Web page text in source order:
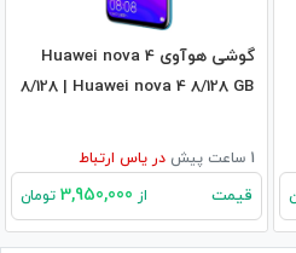
گوشی هوآوی Huawei nova 4
8/128 | Huawei nova 4 8/128 GB
1 ساعت پیش در یاس ارتباط
قیمت از تومان